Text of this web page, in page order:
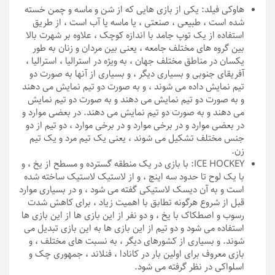
هاوکی فیلد: یکی از بازی هایی که از شن و ماسه و چمن خسته
شده است ، طبیعی ، صنعتی ، یا ماسه یا آب است ، از طریق
استفاده از یک توپ جامد با اندازه کوچک ، علاوه بر شهرت بالا
بین گروه های مختلف جامعه ، یعنی بین مردان و زنان به طور
یکسان در مناطق مختلف جهان ، به ویژه در استرالیا ، استرالیا ،
آفریقای جنوبی و بسیاری دیگر ، و بسیاری از آنها به صورت دو
تیم نمایش داده می شوند ، و به صورت دو تیم نمایش می دهند
و به صورت دو تیم نمایش می دهند و به صورت دو تیم نمایش
می دهند و به صورت دو تیم نمایش می دهند. در بعضی موارد و
در بعضی موارد و در برخی موارد و در برخی موارد ، دو تیم از دو
جنس مختلف تشکیل می شوند ، یعنی یک تیم مرد و یک تیم
زن.
ICE HOCKEY: با بازی در یک منطقه گسترده و مسطح از یخ ، و
با یک لوح تا حدود سه اینچ ، و از لاستیک لاستیک ساخته شده
است و به آن دیسک لاستیکی گفته می شود ، و در بسیاری موارد
قبل از شروع هرگونه تطابق با اهمیت زیاد ، برای کاهش شدت
رسوب و اصطکاک با یخ ، و دو نفر از این بازی ها از این بازی ها
استفاده می شود و دو تیم از این بازی ها به این بازی تبدیل می
شوند. و بسیاری از کشورهای دیگر ، به نسبت های مختلف ، و
بازی معروف برای اولین بار در کانادا ، فنلاند ، جمهوری چک و
اسلواکی در نظر گرفته می شود.